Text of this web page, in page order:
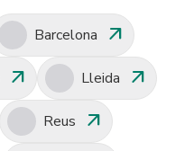
Barcelona arrow_outward
arrow_outward Lleida arrow_outward
Reus arrow_outward